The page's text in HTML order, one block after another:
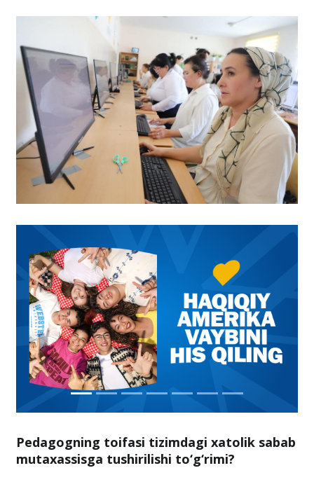
Pedagogning toifasi tizimdagi xatolik sabab
mutaxassisga tushirilishi to‘g‘rimi?